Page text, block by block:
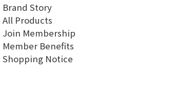
Brand Story
All Products
Join Membership
Member Benefits
Shopping Notice